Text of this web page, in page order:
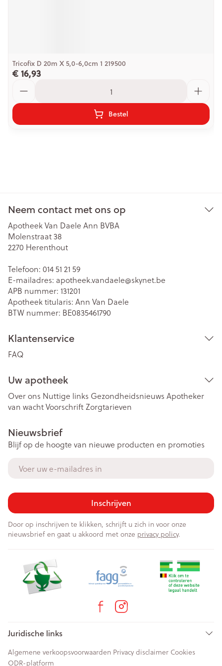
Tricofix D 20m X 5,0-6,0cm 1 219500
€ 16,93
Bestel
Neem contact met ons op
Apotheek Van Daele Ann BVBA
Molenstraat 38
2270 Herenthout
Telefoon: 014 51 21 59
E-mailadres: apotheek.vandaele@skynet.be
APB nummer: 131201
Apotheek titularis: Ann Van Daele
BTW nummer: BE0835461790
Klantenservice
FAQ
Uw apotheek
Over ons Nuttige links Gezondheidsnieuws Apotheker
van wachtVoorschriftZorgtarieven
Nieuwsbrief
Blijf op de hoogte van nieuwe producten en promoties
Inschrijven
Door op inschrijven te klikken, schrijft u zich in voor onze
nieuwsbrief en gaat u akkoord met onze privacy policy.
Juridische links
Algemene verkoopsvoorwaarden Privacy disclaimer Cookies
ODR-platform